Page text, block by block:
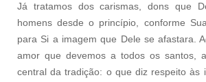
Já tratamos dos carismas, dons que
homens desde o princípio, conforme
para Si a imagem que Dele se afastara.
amor que devemos a todos os santos,
central da tradição: o que diz respeito às